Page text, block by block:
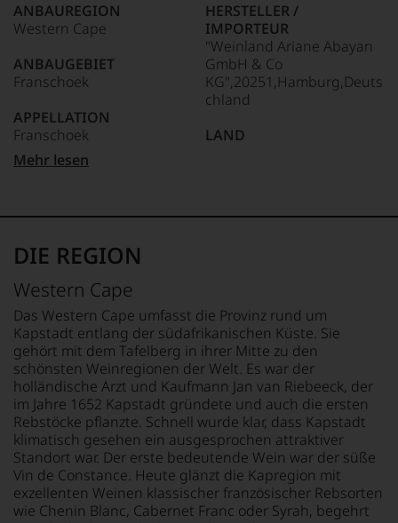
Unter 85 Punkte:
kaum
ein
Das
dokumentieren
auch
und
gerade
mit
Medaillen
Weinjournalisten
Fachpublikationen
unseren
Aussendungen
oder
in
unserem
Webshop,
um
zu
unterstreichen,
auf
welch
hohem
ANBAUREGION
Western Cape
ANBAUGEBIET
Franschoek
APPELLATION
Franschoek
REBSORTEN
8 °C
ALKOHOLGEHALT
12,5 % Vol.
HERSTELLER /
IMPORTEUR
"Weinland Ariane Abayan
GmbH & Co
KG",20251,Hamburg,Deuts
chland
LAND
Mehr lesen
DIE REGION
Western Cape
Das Western Cape umfasst die Provinz rund um
Kapstadt entlang der südafrikanischen Küste. Sie
gehört mit dem Tafelberg in ihrer Mitte zu den
schönsten Weinregionen der Welt. Es war der
holländische Arzt und Kaufmann Jan van Riebeeck, der
im Jahre 1652 Kapstadt gründete und auch die ersten
Rebstöcke pflanzte. Schnell wurde klar, dass Kapstadt
klimatisch gesehen ein ausgesprochen attraktiver
Standort war. Der erste bedeutende Wein war der süße
Vin de Constance. Heute glänzt die Kapregion mit
exzellenten Weinen klassischer französischer Rebsorten
wie Chenin Blanc, Cabernet Franc oder Syrah, begehrt